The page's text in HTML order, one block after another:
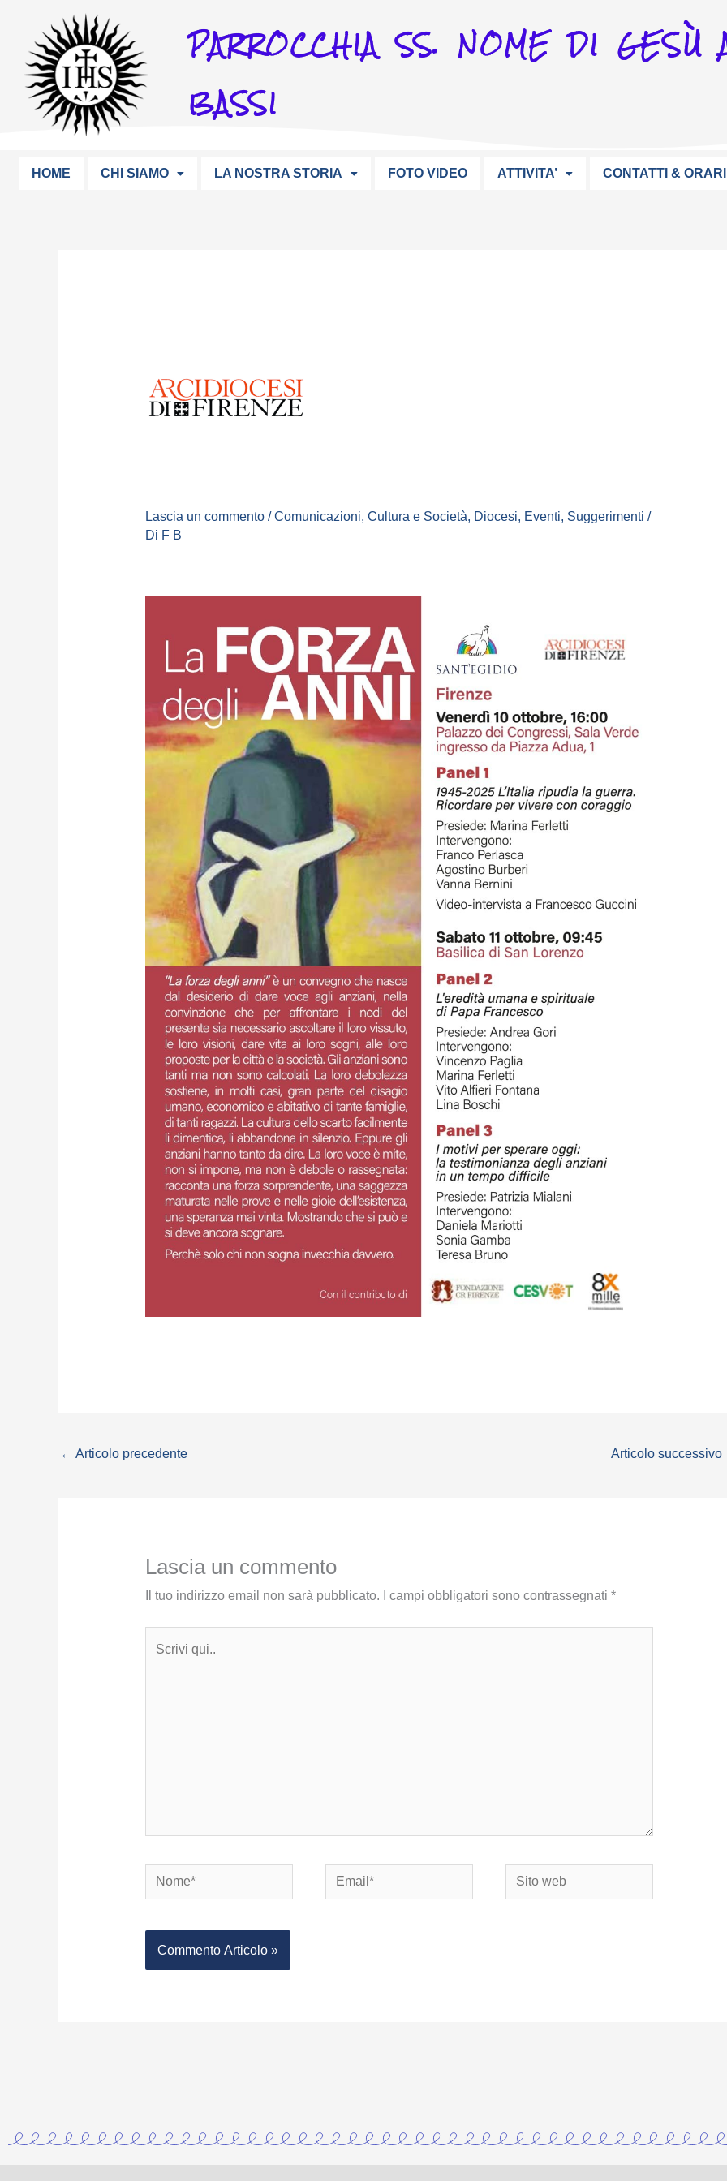
contenuto
PARROCCHIA SS. NOME DI GESÙ
BASSI
HOME CHI SIAMO LA NOSTRA STORIA FOTO VIDEO ATTIVITA’ CONTATTI & ORARI
Lascia un commento /Comunicazioni, Cultura e Società, Diocesi, Eventi, Suggerimenti /
Di F B
← Articolo precedente Articolo successivo
Lascia un commento
Il tuo indirizzo email non sarà pubblicato. I campi obbligatori sono contrassegnati *
Nome* Email*
Sito
web